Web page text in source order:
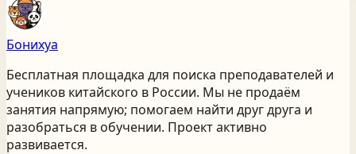
Бонихуа
Бесплатная площадка для поиска преподавателей и
учеников китайского в России. Мы не продаём
занятия напрямую; помогаем найти друг друга и
разобраться в обучении. Проект активно
развивается.